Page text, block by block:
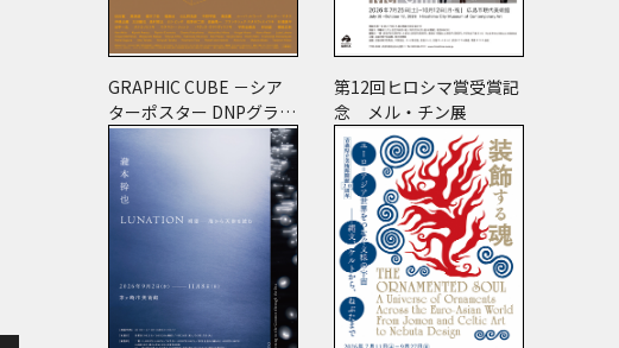
GRAPHIC CUBE －シア
ターポスター DNPグラフ
ィックデザイン・アーカ
イブより
第12回ヒロシマ賞受賞記
念 メル・チン展